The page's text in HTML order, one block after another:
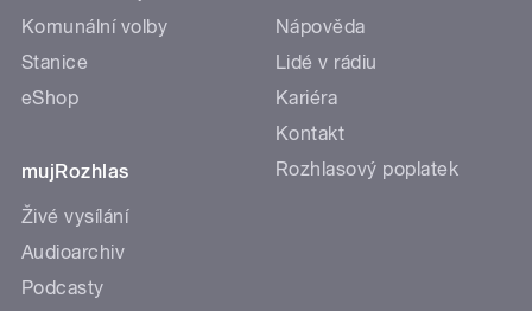
Komunální volby
Stanice
eShop
mujRozhlas
Živé vysílání
Audioarchiv
Podcasty
Nápověda
Lidé v rádiu
Kariéra
Kontakt
Rozhlasový poplatek